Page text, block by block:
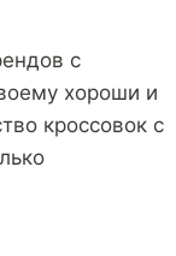
с
хороши и
кроссовок с